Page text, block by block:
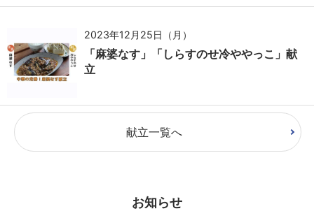
2023年12月25日（月）
「麻婆なす」「しらすのせ冷ややっこ」献
立
献立一覧へ
お知らせ